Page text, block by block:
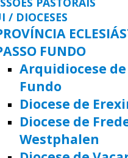
/ DIOCESES
FUNDO
Arquidiocese de
Fundo
Diocese de
Diocese de
Westphalen